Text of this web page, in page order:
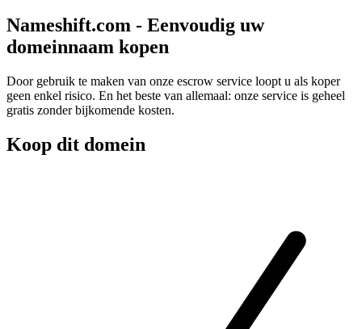
Nameshift.com - Eenvoudig uw
domeinnaam kopen
Door gebruik te maken van onze escrow service loopt u als koper
geen enkel risico. En het beste van allemaal: onze service is geheel
gratis zonder bijkomende kosten.
Koop dit domein